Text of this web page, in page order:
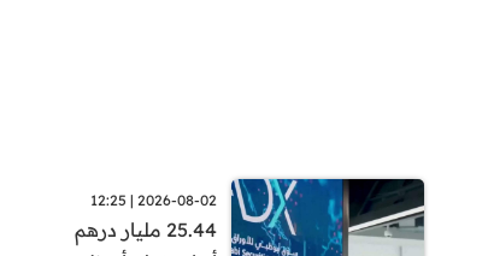
2026-08-02 | 12:25
25.44 مليار درهم